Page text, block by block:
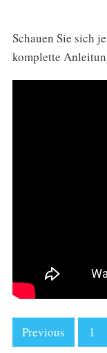
Schauen Sie sich
komplette
Previous 1